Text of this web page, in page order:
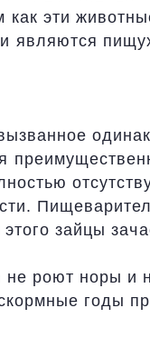
эти
зайцы
роют норы и
годы